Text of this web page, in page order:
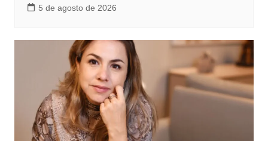
5 de agosto de 2026